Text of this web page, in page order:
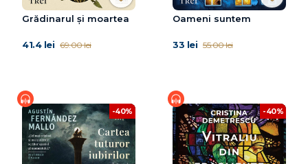
Grădinarul și moartea
41.4 lei 69.00 lei
Oameni suntem
33 lei 55.00 lei
-40% -40%